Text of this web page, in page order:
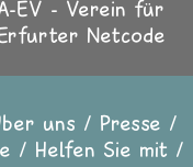
EV - Verein für
Netcode
uns
Presse
Helfen Sie mit